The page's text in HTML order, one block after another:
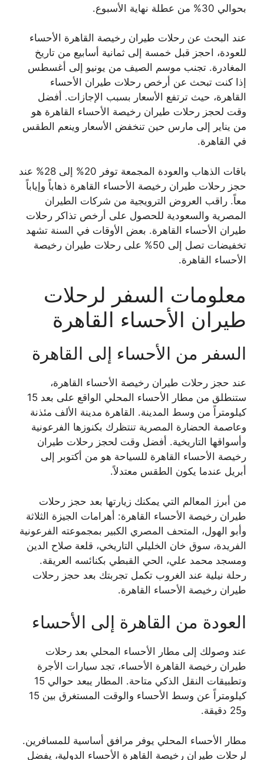
بحوالي 30% من عطلة نهاية الأسبوع.
عند البحث عن رحلات طيران رخيصة القاهرة الأحساء
للعودة، احجز قبل خمسة إلى ثمانية أسابيع من تاريخ
المغادرة. تجنب موسم الصيف من يونيو إلى أغسطس
إذا كنت تبحث عن أرخص رحلات طيران الأحساء
القاهرة، حيث ترتفع الأسعار بسبب الإجازات. أفضل
وقت لحجز رحلات طيران رخيصة الأحساء القاهرة هو
من يناير إلى مارس حين تنخفض الأسعار وينعم الطقس
في القاهرة.
باقات الذهاب والعودة المجمعة توفر 20% إلى 28% عند
حجز رحلات طيران رخيصة الأحساء القاهرة ذهاباً وإياباً
معاً. راقب العروض الترويجية من شركات الطيران
المصرية والسعودية للحصول على أرخص تذاكر رحلات
طيران الأحساء القاهرة. بعض الأوقات في السنة تشهد
تخفيضات تصل إلى 50% على رحلات طيران رخيصة
الأحساء القاهرة.
معلومات السفر لرحلات
طيران الأحساء القاهرة
السفر من الأحساء إلى القاهرة
عند حجز رحلات طيران رخيصة الأحساء القاهرة،
ستنطلق من مطار الأحساء المحلي الواقع على بعد 15
كيلومتراً من وسط المدينة. القاهرة مدينة الألف مئذنة
وعاصمة الحضارة المصرية تنتظرك بكنوزها الفرعونية
وأسواقها التاريخية. أفضل وقت لحجز رحلات طيران
رخيصة الأحساء القاهرة للسياحة هو من أكتوبر إلى
أبريل عندما يكون الطقس معتدلاً.
من أبرز المعالم التي يمكنك زيارتها بعد حجز رحلات
طيران رخيصة الأحساء القاهرة: أهرامات الجيزة الثلاثة
وأبو الهول، المتحف المصري الكبير بمجموعته الفرعونية
الفريدة، سوق خان الخليلي التاريخي، قلعة صلاح الدين
ومسجد محمد علي، الحي القبطي بكنائسه العريقة.
رحلة نيلية عند الغروب تكمل تجربتك بعد حجز رحلات
طيران رخيصة الأحساء القاهرة.
العودة من القاهرة إلى الأحساء
عند وصولك إلى مطار الأحساء المحلي بعد رحلات
طيران رخيصة القاهرة الأحساء، تجد سيارات الأجرة
وتطبيقات النقل الذكي متاحة. المطار يبعد حوالي 15
كيلومتراً عن وسط الأحساء والوقت المستغرق بين 15
و25 دقيقة.
مطار الأحساء المحلي يوفر مرافق أساسية للمسافرين.
لرحلات طيران رخيصة القاهرة الأحساء الدولية، يفضل